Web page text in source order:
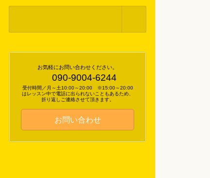
お気軽にお問い合わせください。
090-9004-6244
受付時間／月～土10:00～20:00 ※15:00～20:00
はレッスン中で電話に出られないこともあるため、
折り返しご連絡させて頂きます。
お問い合わせ